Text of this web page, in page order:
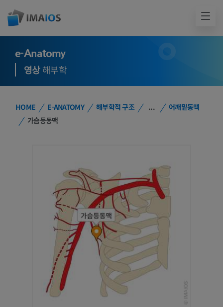
e-Anatomy
영상해부학
HOME E-ANATOMY 해부학적 구조 ...
어깨밑동맥
가슴등동맥